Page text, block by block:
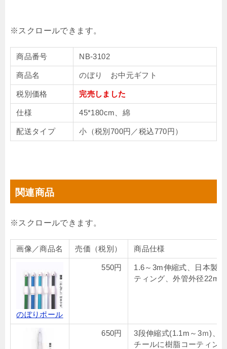
商品番号 NB-3102
商品名 のぼり お中元ギフト
税別価格 完売しました
仕様 45*180cm、綿
配送タイプ 小（税別700円／税込770円）
関連商品
画像／商品名 売価（税別） 商品仕様
のぼりポール
550円
1.6～3m伸縮式、日本製
ティング、外管外径22mm
650円
3段伸縮式(1.1m～3ｍ)、
チールに樹脂コーティン